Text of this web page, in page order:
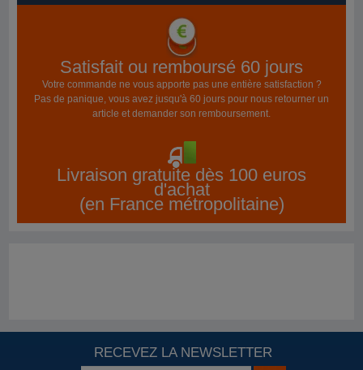
Satisfait ou remboursé 60 jours
Votre commande ne vous apporte pas une entière satisfaction ?
Pas de panique, vous avez jusqu'à 60 jours pour nous retourner un
article et demander son remboursement.
Livraison gratuite dès 100 euros
d'achat
(en France métropolitaine)
RECEVEZ LA NEWSLETTER